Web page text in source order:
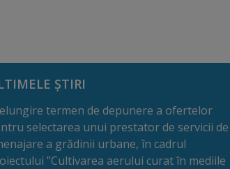
ȘTIRI
termen de depunere a ofertelor
selectarea unui prestator de servicii de
a grădinii urbane, în cadrul
”Cultivarea aerului curat în mediile